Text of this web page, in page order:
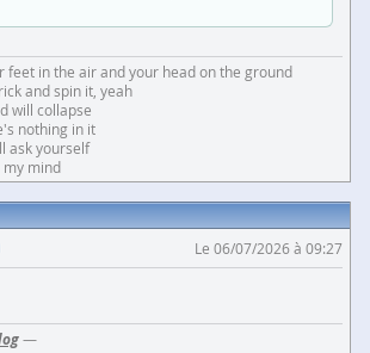
feet in the air and your head on the ground
and spin it, yeah
will collapse
nothing in it
ask yourself
my mind
Le 06/07/2026 à 09:27
—